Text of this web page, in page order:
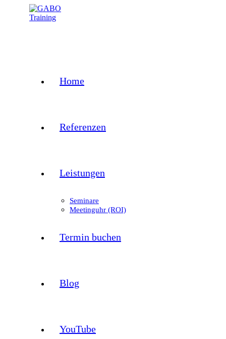
Home
Referenzen
Leistungen
Seminare
Meetinguhr (ROI)
Termin buchen
Blog
YouTube